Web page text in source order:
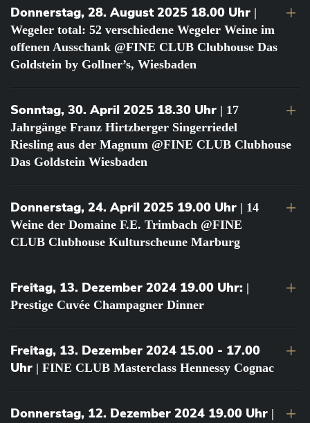
Donnerstag, 28. August 2025 18.00 Uhr |
Wegeler total: 52 verschiedene Wegeler Weine im
offenen Ausschank @FINE CLUB Clubhouse Das
Goldstein by Gollner’s, Wiesbaden
Sonntag, 30. April 2025 18.30 Uhr | 17
Jahrgänge Franz Hirtzberger Singerriedel
Riesling aus der Magnum @FINE CLUB Clubhouse
Das Goldstein Wiesbaden
Donnerstag, 24. April 2025 19.00 Uhr | 14
Weine der Domaine F.E. Trimbach @FINE
CLUB Clubhouse Kulturscheune Marburg
Freitag, 13. Dezember 2024 19.00 Uhr: |
Prestige Cuvée Champagner Dinner
Freitag, 13. Dezember 2024 15.00 - 17.00
Uhr | FINE CLUB Masterclass Hennessy Cognac
Donnerstag, 12. Dezember 2024 19.00 Uhr |